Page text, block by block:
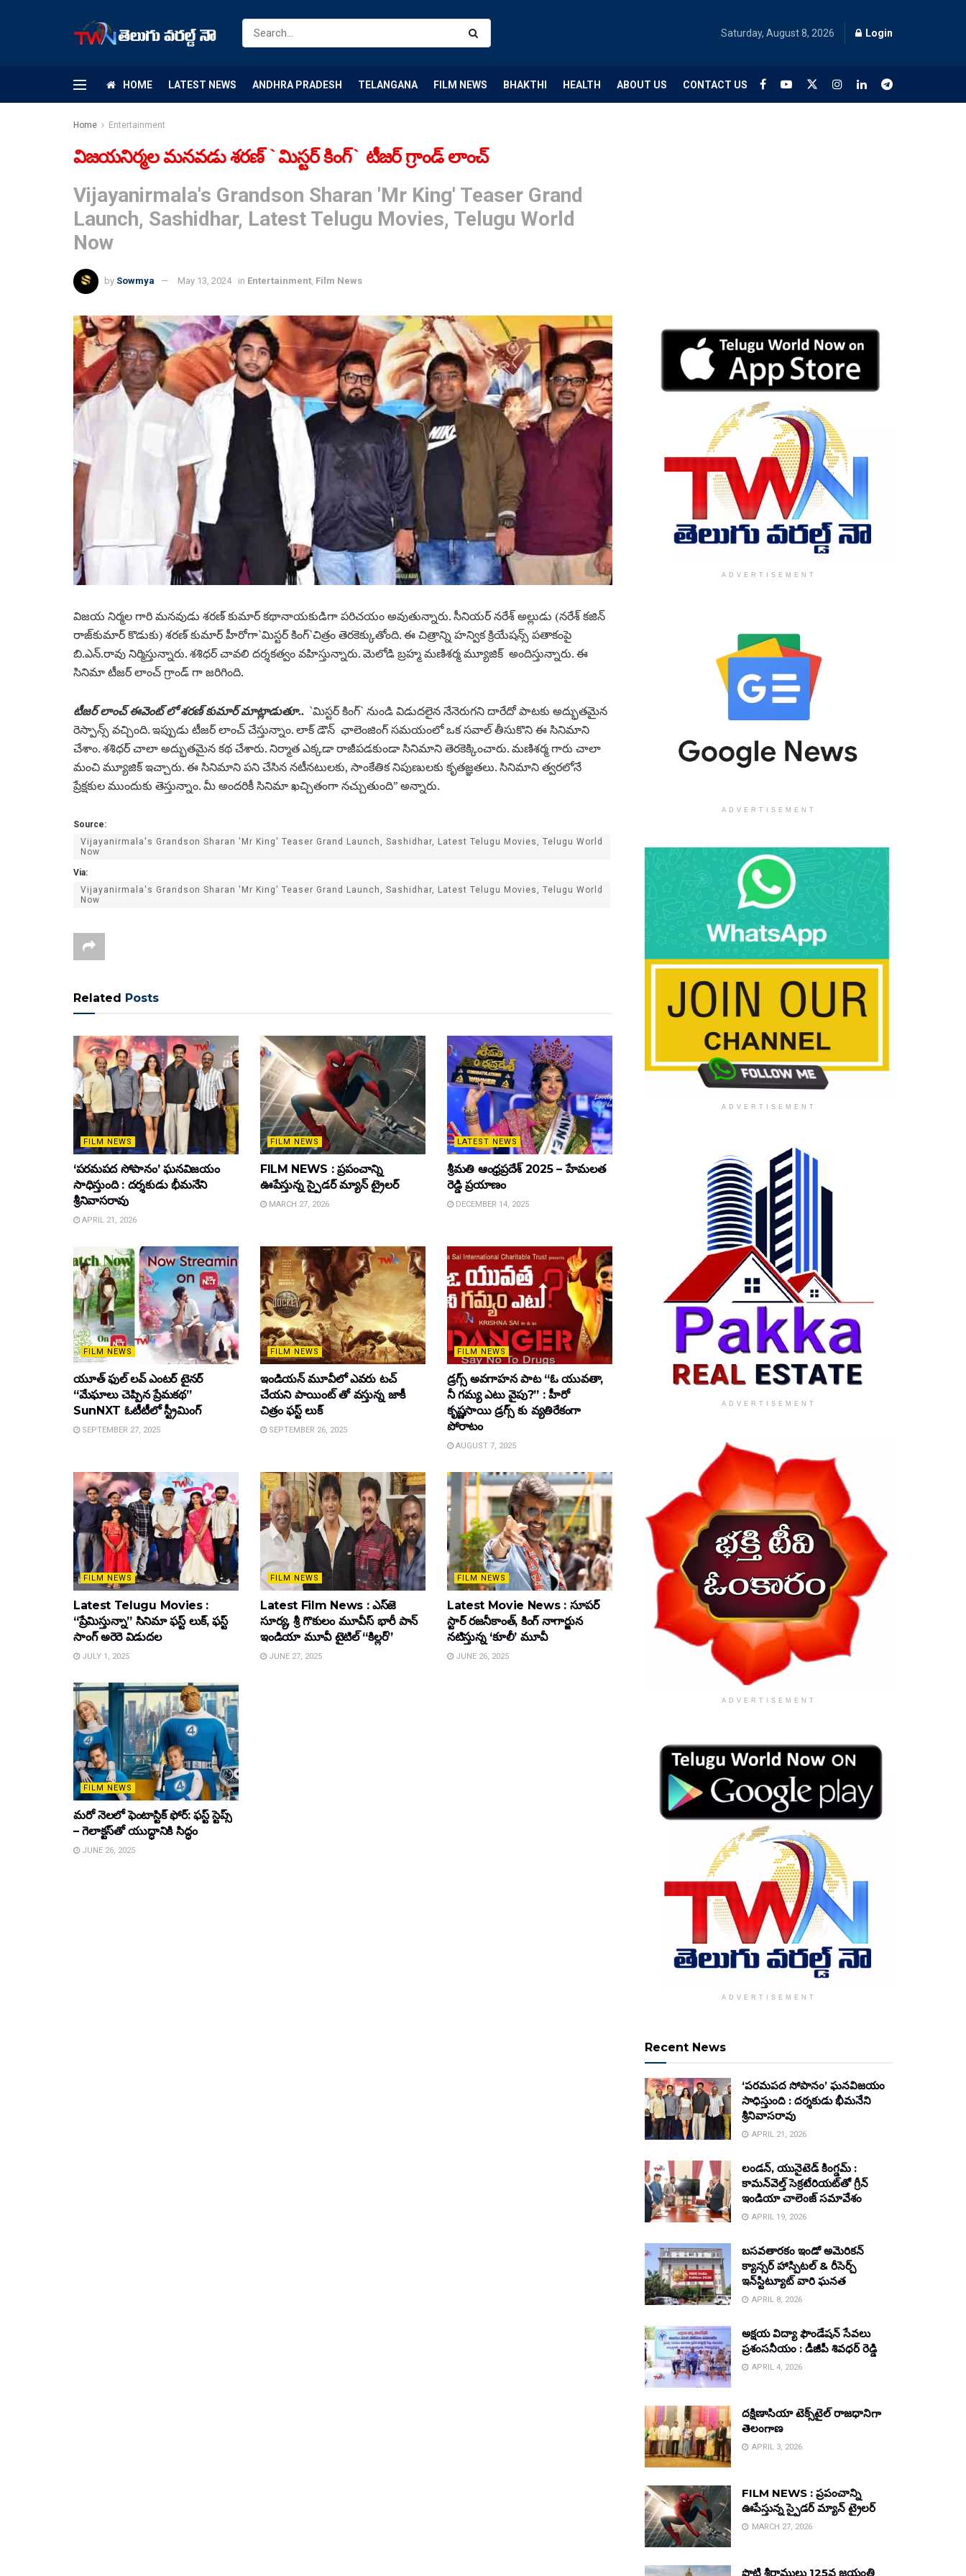
Saturday, August 8, 2026 Login
HOME LATEST NEWS ANDHRA PRADESH TELANGANA FILM NEWS BHAKTHI HEALTH ABOUT US CONTACT US
Home Entertainment
విజ‌య‌నిర్మల మ‌న‌వ‌డు శరణ్ `మిస్టర్ కింగ్` టీజర్ గ్రాండ్ లాంచ్
Vijayanirmala's Grandson Sharan 'Mr King' Teaser Grand
Launch, Sashidhar, Latest Telugu Movies, Telugu World
Now
by Sowmya May 13, 2024 in Entertainment, Film News
విజ‌య నిర్మల గారి మ‌న‌వుడు శరణ్ కుమార్ క‌థానాయ‌కుడిగా ప‌రిచ‌యం అవుతున్నారు. సీనియ‌ర్ న‌రేశ్ అల్లుడు (న‌రేశ్ క‌జిన్
రాజ్‌కుమార్ కొడుకు) శరణ్ కుమార్ హీరోగా`మిస్టర్ కింగ్`చిత్రం తెర‌కెక్కుతోంది. ఈ చిత్రాన్ని హన్విక క్రియేషన్స్ ప‌తాకంపై
బి.ఎన్.రావు నిర్మిస్తున్నారు. శశిధర్ చావలి ద‌ర్శక‌త్వం వ‌హిస్తున్నారు. మెలోడి బ్రహ్మ మణిశర్మ మ్యూజిక్ అందిస్తున్నారు. ఈ
సినిమా టీజర్ లాంచ్ గ్రాండ్ గా జరిగింది.
టీజర్ లాంచ్ ఈవెంట్ లో శరణ్ కుమార్ మాట్లాడుతూ.. `మిస్టర్ కింగ్` నుండి విడుదలైన నేనెరుగని దారేదో పాటకు అద్భుతమైన
రెస్పాన్స్ వచ్చింది. ఇప్పుడు టీజర్ లాంచ్ చేస్తున్నాం. లాక్ డౌన్ ఛాలెంజింగ్ సమయంలో ఒక సవాల్ తీసుకొని ఈ సినిమాని
చేశాం. శశిధర్ చాలా అద్భుతమైన కథ చేశారు. నిర్మాత ఎక్కడా రాజీపడకుండా సినిమాని తెరకెక్కించారు. మణిశర్మ గారు చాలా
మంచి మ్యూజిక్ ఇచ్చారు. ఈ సినిమాని పని చేసిన నటీనటులకు, సాంకేతిక నిపుణులకు కృతజ్ఞతలు. సినిమాని త్వరలోనే
ప్రేక్షకుల ముందుకు తెస్తున్నాం. మీ అందరికీ సినిమా ఖచ్చితంగా నచ్చుతుంది” అన్నారు.
Source:
Vijayanirmala's Grandson Sharan 'Mr King' Teaser Grand Launch, Sashidhar, Latest Telugu Movies, Telugu World
Now
Via:
Vijayanirmala's Grandson Sharan 'Mr King' Teaser Grand Launch, Sashidhar, Latest Telugu Movies, Telugu World
Now
Related Posts
FILM NEWS
‘పరమపద సోపానం’ ఘనవిజయం
సాధిస్తుంది : దర్శకుడు భీమనేని
శ్రీనివాసరావు
APRIL 21, 2026
FILM NEWS
FILM NEWS : ప్రపంచాన్ని
ఊపేస్తున్న స్పైడర్ మ్యాన్ ట్రైలర్
MARCH 27, 2026
LATEST NEWS
శ్రీమతి ఆంధ్రప్రదేశ్ 2025 – హేమలత
రెడ్డి ప్రయాణం
DECEMBER 14, 2025
FILM NEWS
యూత్ ఫుల్ లవ్ ఎంటర్ టైనర్
“మేఘాలు చెప్పిన ప్రేమకథ”
SunNXT ఓటీటీలో స్ట్రీమింగ్
SEPTEMBER 27, 2025
FILM NEWS
ఇండియన్ మూవీలో ఎవరు టచ్
చేయని పాయింట్ తో వస్తున్న జాకీ
చిత్రం ఫస్ట్ లుక్
SEPTEMBER 26, 2025
FILM NEWS
డ్రగ్స్ అవగాహన పాట “ఓ యువతా,
నీ గమ్య ఎటు వైపు?” : హీరో
కృష్ణసాయి డ్రగ్స్ కు వ్యతిరేకంగా
పోరాటం
AUGUST 7, 2025
FILM NEWS
Latest Telugu Movies :
“ప్రేమిస్తున్నా” సినిమా ఫస్ట్ లుక్, ఫస్ట్
సాంగ్ అరెరె విడుదల
JULY 1, 2025
FILM NEWS
Latest Film News : ఎస్‌జె
సూర్య, శ్రీ గొకులం మూవీస్‌ భారీ పాన్‌
ఇండియా మూవీ టైటిల్ “కిల్లర్”
JUNE 27, 2025
FILM NEWS
Latest Movie News : సూపర్
స్టార్ రజనీకాంత్, కింగ్ నాగార్జున
నటిస్తున్న ‘కూలీ’ మూవీ
JUNE 26, 2025
FILM NEWS
మరో నెలలో ఫెంటాస్టిక్ ఫోర్: ఫస్ట్ స్టెప్స్
– గెలాక్టస్‌తో యుద్ధానికి సిద్ధం
JUNE 26, 2025
ADVERTISEMENT
ADVERTISEMENT
ADVERTISEMENT
ADVERTISEMENT
ADVERTISEMENT
ADVERTISEMENT
Recent News
‘పరమపద సోపానం’ ఘనవిజయం
సాధిస్తుంది : దర్శకుడు భీమనేని
శ్రీనివాసరావు
APRIL 21, 2026
లండన్, యునైటెడ్ కింగ్డమ్ :
కామన్‌వెల్త్ సెక్రటేరియట్‌తో గ్రీన్
ఇండియా చాలెంజ్ సమావేశం
APRIL 19, 2026
బసవతారకం ఇండో అమెరికన్
క్యాన్సర్ హాస్పిటల్ & రీసెర్చ్
ఇన్‌స్టిట్యూట్ వారి ఘనత
APRIL 8, 2026
అక్షయ విద్యా ఫౌండేషన్ సేవలు
ప్రశంసనీయం : డీజీపీ శివధర్ రెడ్డి
APRIL 4, 2026
దక్షిణాసియా టెక్స్‌టైల్ రాజధానిగా
తెలంగాణ
APRIL 3, 2026
FILM NEWS : ప్రపంచాన్ని
ఊపేస్తున్న స్పైడర్ మ్యాన్ ట్రైలర్
MARCH 27, 2026
పొట్టి శ్రీరాములు 125వ జయంతి